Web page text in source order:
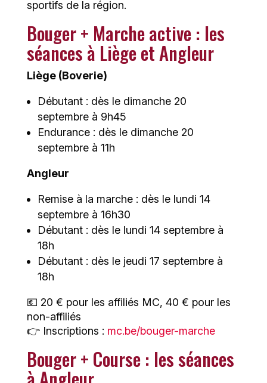
sportifs de la région.
Bouger + Marche active : les
séances à Liège et Angleur
Liège (Boverie)
Débutant : dès le dimanche 20
septembre à 9h45
Endurance : dès le dimanche 20
septembre à 11h
Angleur
Remise à la marche : dès le lundi 14
septembre à 16h30
Débutant : dès le lundi 14 septembre à
18h
Débutant : dès le jeudi 17 septembre à
18h
💶 20 € pour les affiliés MC, 40 € pour les
non-affiliés
👉 Inscriptions : mc.be/bouger-marche
Bouger + Course : les séances